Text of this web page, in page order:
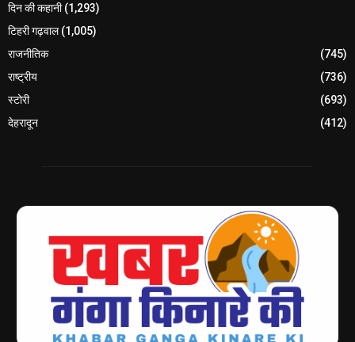
दिन की कहानी(1,293)
टिहरी गढ़वाल(1,005)
राजनीतिक
(745)
राष्ट्रीय
(736)
स्टोरी
(693)
देहरादून
(412)